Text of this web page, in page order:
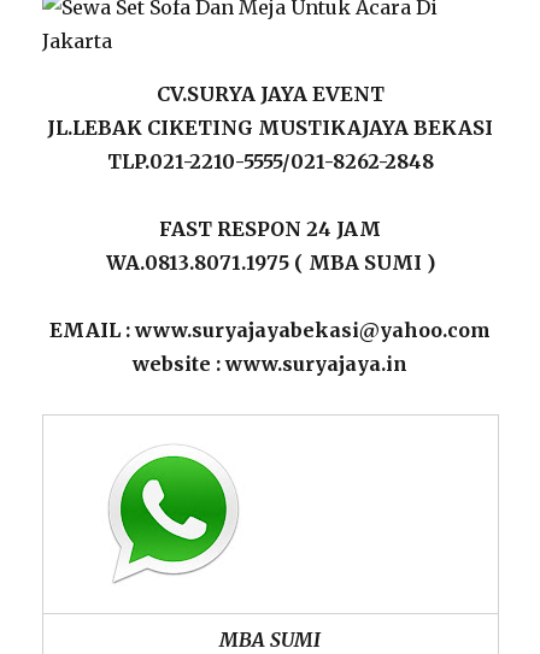
CV.SURYA JAYA EVENT
JL.LEBAK CIKETING MUSTIKAJAYA BEKASI
TLP.021-2210-5555/021-8262-2848
FAST RESPON 24 JAM
WA.0813.8071.1975 ( MBA SUMI )
EMAIL : www.suryajayabekasi@yahoo.com
website : www.suryajaya.in
MBA SUMI